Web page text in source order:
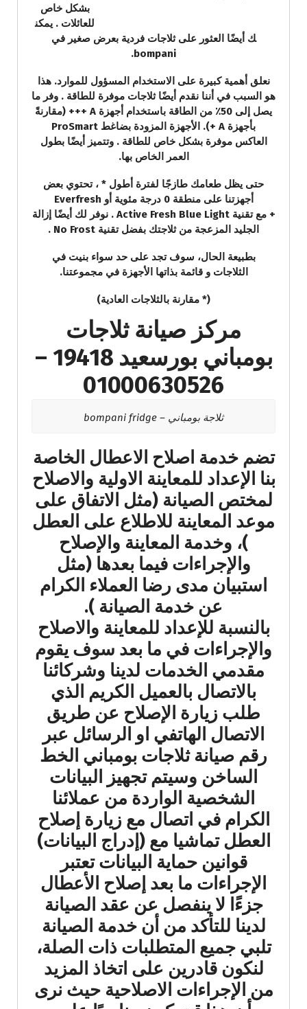
بشكل خاص
للعائلات . يمكن
ك أيضًا العثور على ثلاجات فردية بعرض صغير في
bompani.
نعلق أهمية كبيرة على الاستخدام المسؤول للموارد. هذا
هو السبب في أننا نقدم أيضًا ثلاجات موفرة للطاقة . وفر ما
يصل إلى 50٪ من الطاقة باستخدام أجهزة A +++ (مقارنةً
بأجهزة A +). الأجهزة المزودة بضاغط ProSmart
العاكس موفرة بشكل خاص للطاقة . وتتميز أيضًا بطول
العمر الخاص بها.
حتى يظل طعامك طازجًا لفترة أطول * ، تحتوي بعض
أجهزتنا على منطقة 0 درجة مئوية أو Everfresh
+ مع تقنية Active Fresh Blue Light . نوفر لك أيضًا إزالة
الجليد المزعجة من ثلاجتك بفضل تقنية No Frost .
بطبيعة الحال، سوف تجد على حد سواء بنيت في
الثلاجات و قائمة بذاتها الأجهزة في مجموعتنا.
(* مقارنة بالثلاجات العادية)
مركز صيانة ثلاجات
بومباني بورسعيد 19418 –
01000630526
ثلاجة بومباني – bompani fridge
تضم خدمة اصلاح الاعطال الخاصة
بنا الإعداد للمعاينة الاولية والاصلاح
لمختص الصيانة (مثل الاتفاق على
موعد المعاينة للاطلاع على العطل
)، وخدمة المعاينة والإصلاح
والإجراءات فيما بعدها (مثل
استبيان مدى رضا العملاء الكرام
عن خدمة الصيانة ).
بالنسبة للإعداد للمعاينة والاصلاح
والإجراءات في ما بعد سوف يقوم
مقدمي الخدمات لدينا وشركائنا
بالاتصال بالعميل الكريم الذي
طلب زيارة الإصلاح عن طريق
الاتصال الهاتفي او الرسائل عبر
رقم صيانة ثلاجات بومباني الخط
الساخن وسيتم تجهيز البيانات
الشخصية الواردة من عملائنا
الكرام في اتصال مع زيارة إصلاح
العطل تماشيا مع (إدراج البيانات)
قوانين حماية البيانات تعتبر
الإجراءات ما بعد إصلاح الأعطال
جزءًا لا ينفصل عن عقد الصيانة
لدينا للتأكد من أن خدمة الصيانة
تلبي جميع المتطلبات ذات الصلة،
لنكون قادرين على اتخاذ المزيد
من الإجراءات الاصلاحية حيث نرى